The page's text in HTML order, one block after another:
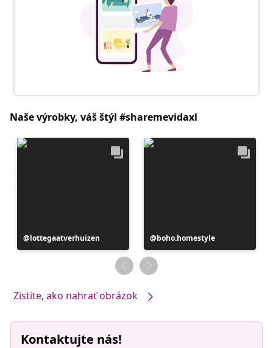
Naše výrobky, váš štýl #sharemevidaxl
Príspevok
zverejnil
lottegaatverhuizen
Príspevok
zverejnil
boho.homestyle
Zistite, ako nahrať obrázok
Kontaktujte nás!